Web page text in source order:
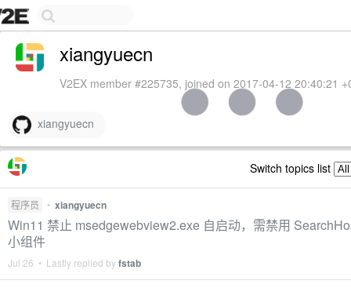
xiangyuecn
V2EX member #225735, joined on 2017-04-12 20:40:21
xiangyuecn
Switch topics list
程序员 • xiangyuecn
Win11 禁止 msedgewebview2.exe 自启动，需禁用
小组件
Jul 26 • Lastly replied byfstab